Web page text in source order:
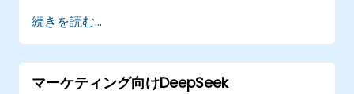
AIを用いて長文レポートを要約し、プレゼン
用スライドとして活用する
PowerPointとDeepSeekを連携させ、迅速か
つ動的なプレゼンテーション環境を整える
続きを読む...
マーケティング向けDeepSeek